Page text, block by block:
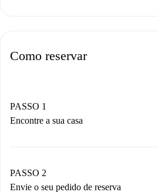
Como reservar
PASSO 1
Encontre a sua casa
Você tem todas as informações
antecipadamente.
PASSO 2
Envie o seu pedido de reserva